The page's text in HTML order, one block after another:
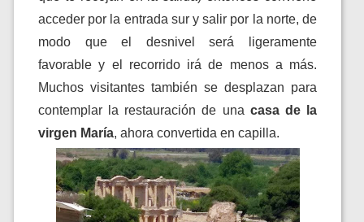
acceder por la entrada sur y salir por la norte, de
modo que el desnivel será ligeramente
favorable y el recorrido irá de menos a más.
Muchos visitantes también se desplazan para
contemplar la restauración de una casa de la
virgen María, ahora convertida en capilla.